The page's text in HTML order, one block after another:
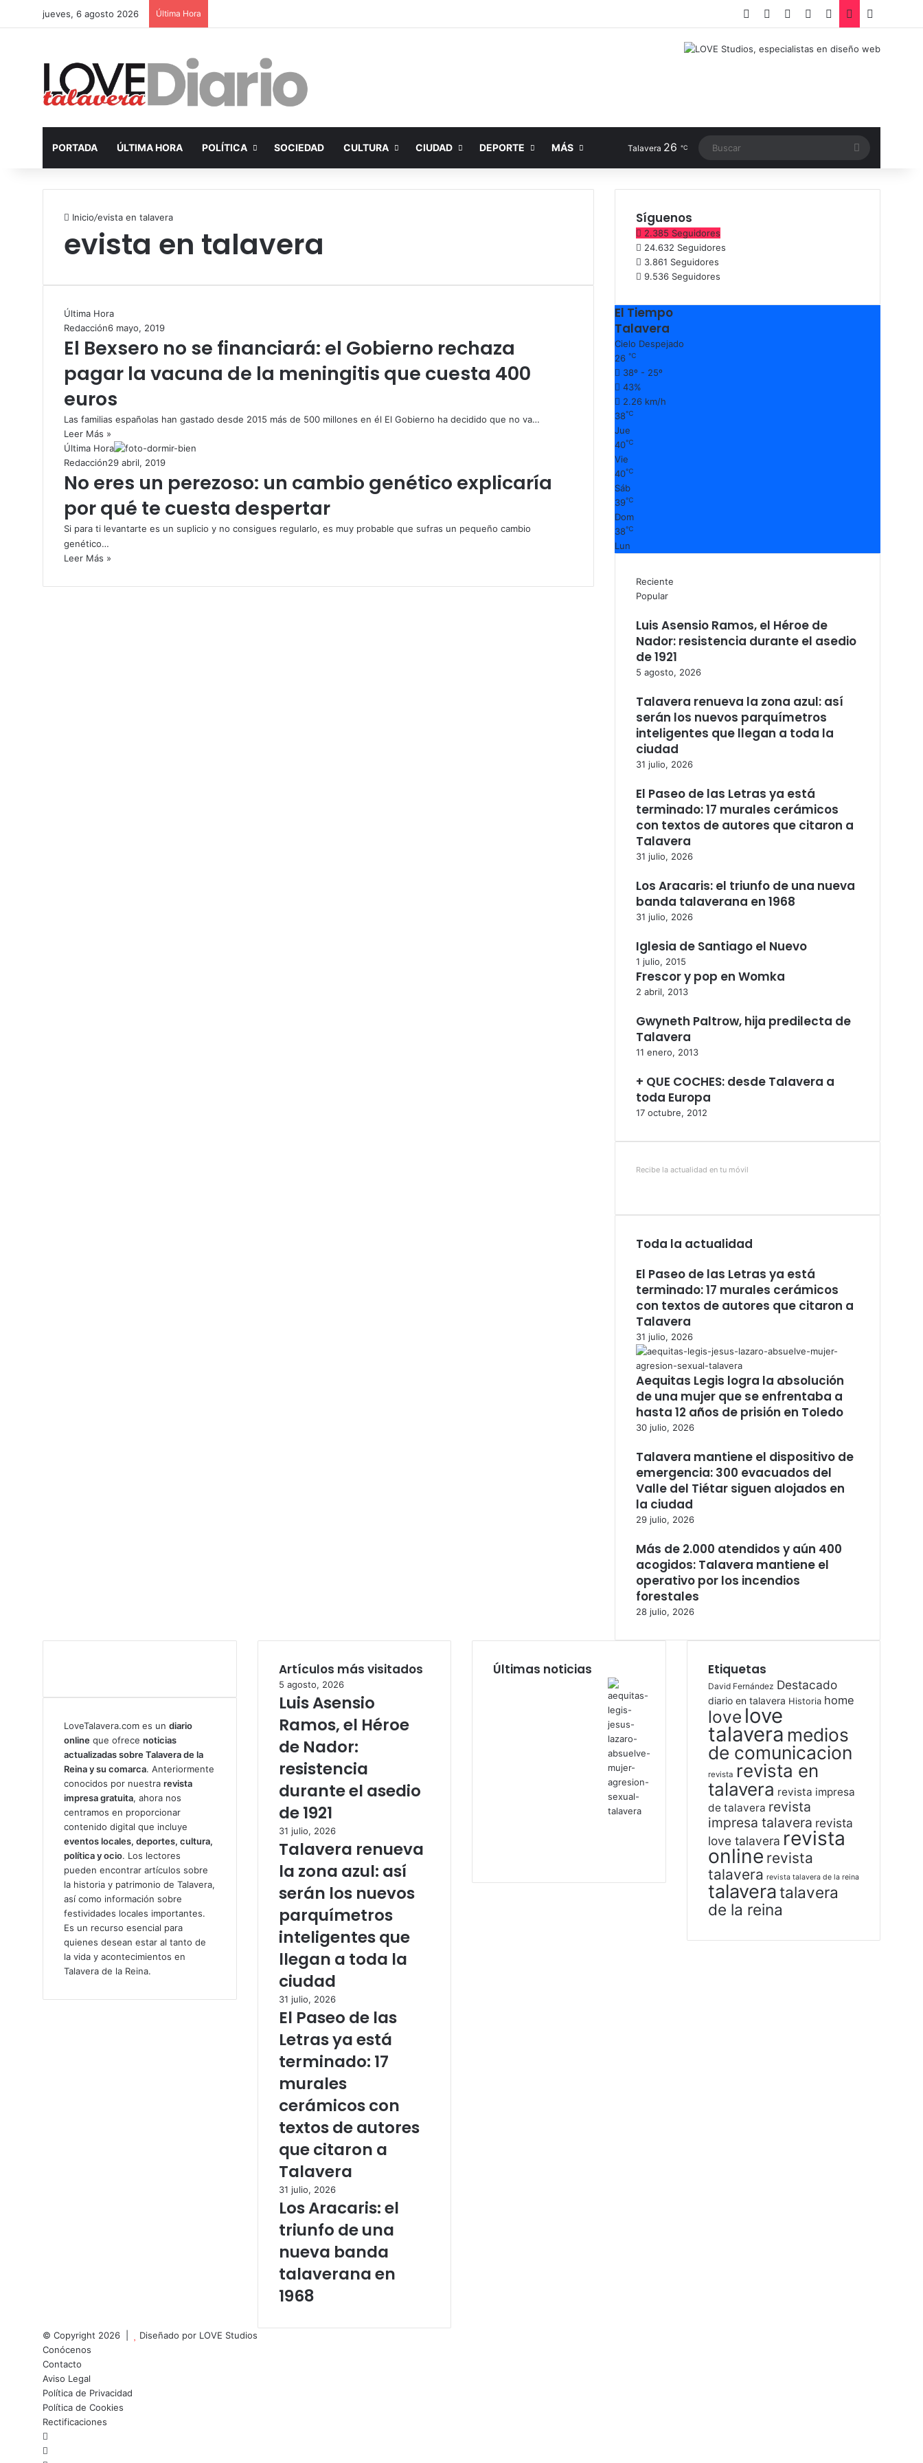
jueves, 6 agosto 2026 Última Hora Facebook LinkedInInstagram
TikTokRSS
PORTADA ÚLTIMA HORA POLÍTICA SOCIEDAD CULTURA CIUDAD DEPORTE MÁS Talavera 26 ℃
Inicio/evista en talavera
evista en talavera
Última Hora
Redacción6 mayo, 2019
El Bexsero no se financiará: el Gobierno rechaza
pagar la vacuna de la meningitis que cuesta 400
euros
Las familias españolas han gastado desde 2015 más de 500 millones en él El Gobierno ha decidido que no va…
Leer Más »
Última Hora
Redacción29 abril, 2019
No eres un perezoso: un cambio genético explicaría
por qué te cuesta despertar
Si para ti levantarte es un suplicio y no consigues regularlo, es muy probable que sufras un pequeño cambio
genético…
Leer Más »
Síguenos
2.385 Seguidores
24.632 Seguidores
3.861 Seguidores
9.536 Seguidores
El Tiempo
Talavera
Cielo Despejado
26℃
38º - 25º
43%
2.26 km/h
38℃
Jue
40℃
Vie
40℃
Sáb
39℃
Dom
38℃
Lun
Reciente
Popular
Luis Asensio Ramos, el Héroe de
Nador: resistencia durante el asedio
de 1921
5 agosto, 2026
Talavera renueva la zona azul: así
serán los nuevos parquímetros
inteligentes que llegan a toda la
ciudad
31 julio, 2026
El Paseo de las Letras ya está
terminado: 17 murales cerámicos
con textos de autores que citaron a
Talavera
31 julio, 2026
Los Aracaris: el triunfo de una nueva
banda talaverana en 1968
31 julio, 2026
Iglesia de Santiago el Nuevo
1 julio, 2015
Frescor y pop en Womka
2 abril, 2013
Gwyneth Paltrow, hija predilecta de
Talavera
11 enero, 2013
+ QUE COCHES: desde Talavera a
toda Europa
17 octubre, 2012
Recibe la actualidad en tu móvil
Toda la actualidad
El Paseo de las Letras ya está
terminado: 17 murales cerámicos
con textos de autores que citaron a
Talavera
31 julio, 2026
Aequitas Legis logra la absolución
de una mujer que se enfrentaba a
hasta 12 años de prisión en Toledo
30 julio, 2026
Talavera mantiene el dispositivo de
emergencia: 300 evacuados del
Valle del Tiétar siguen alojados en
la ciudad
29 julio, 2026
Más de 2.000 atendidos y aún 400
acogidos: Talavera mantiene el
operativo por los incendios
forestales
28 julio, 2026
LoveTalavera.com es un diario
online que ofrece noticias
actualizadas sobre Talavera de la
Reina y su comarca. Anteriormente
conocidos por nuestra revista
impresa gratuita, ahora nos
centramos en proporcionar
contenido digital que incluye
eventos locales, deportes, cultura,
política y ocio. Los lectores
pueden encontrar artículos sobre
la historia y patrimonio de Talavera,
así como información sobre
festividades locales importantes.
Es un recurso esencial para
quienes desean estar al tanto de
la vida y acontecimientos en
Talavera de la Reina.
Artículos más visitados
5 agosto, 2026
Luis Asensio
Ramos, el Héroe
de Nador:
resistencia
durante el asedio
de 1921
31 julio, 2026
Talavera renueva
la zona azul: así
serán los nuevos
parquímetros
inteligentes que
llegan a toda la
ciudad
31 julio, 2026
El Paseo de las
Letras ya está
terminado: 17
murales
cerámicos con
textos de autores
que citaron a
Talavera
31 julio, 2026
Los Aracaris: el
triunfo de una
nueva banda
talaverana en
1968
Últimas noticias Etiquetas
David Fernández Destacado
diario en talavera Historia home
love love
talavera medios
de comunicacion
revista revista en
talavera revista impresa
de talavera revista
impresa talavera revista
love talavera revista
online revista
talavera revista talavera de la reina
talaveratalavera
de la reina
© Copyright 2026 | Diseñado por LOVE Studios
Conócenos
Contacto
Aviso Legal
Política de Privacidad
Política de Cookies
Rectificaciones